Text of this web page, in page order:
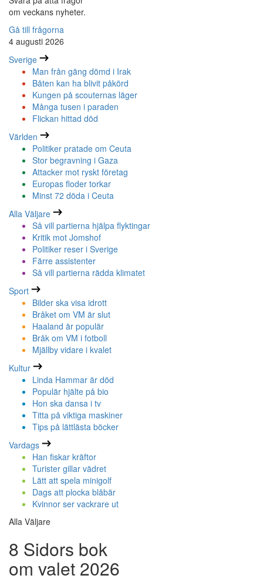
om veckans nyheter.
Gå till frågorna
4 augusti 2026
Sverige
Man från gäng dömd i Irak
Båten kan ha blivit påkörd
Kungen på scouternas läger
Många tusen i paraden
Flickan hittad död
Världen
Politiker pratade om Ceuta
Stor begravning i Gaza
Attacker mot ryskt företag
Europas floder torkar
Minst 72 döda i Ceuta
Alla Väljare
Så vill partierna hjälpa flyktingar
Kritik mot Jomshof
Politiker reser i Sverige
Färre assistenter
Så vill partierna rädda klimatet
Sport
Bilder ska visa idrott
Bråket om VM är slut
Haaland är populär
Bråk om VM i fotboll
Mjällby vidare i kvalet
Kultur
Linda Hammar är död
Populär hjälte på bio
Hon ska dansa i tv
Titta på viktiga maskiner
Tips på lättlästa böcker
Vardags
Han fiskar kräftor
Turister gillar vädret
Lätt att spela minigolf
Dags att plocka blåbär
Kvinnor ser vackrare ut
Alla Väljare
8 Sidors bok
om valet 2026